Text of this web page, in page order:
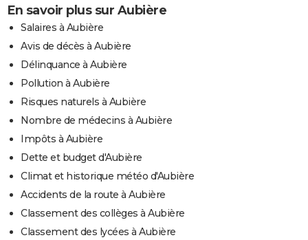
En savoir plus sur Aubière
Salaires à Aubière
Avis de décès à Aubière
Délinquance à Aubière
Pollution à Aubière
Risques naturels à Aubière
Nombre de médecins à Aubière
Impôts à Aubière
Dette et budget d'Aubière
Climat et historique météo d'Aubière
Accidents de la route à Aubière
Classement des collèges à Aubière
Classement des lycées à Aubière